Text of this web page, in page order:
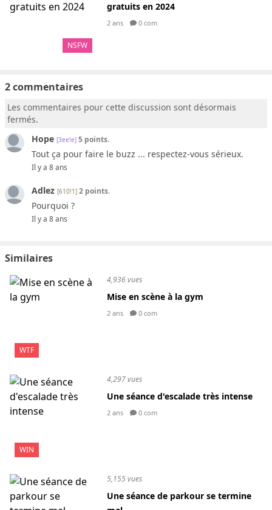
NSFW
gratuits en 2024
2 ans 0 com
2 commentaires
Les commentaires pour cette discussion sont désormais
fermés.
Hope [3ee!e] 5 points.
Tout ça pour faire le buzz ... respectez-vous sérieux.
Il y a 8 ans
Adlez [610!1] 2 points.
Pourquoi ?
Il y a 8 ans
Similaires
WTF
4,936 vues
Mise en scène à la gym
2 ans 0 com
WIN
4,297 vues
Une séance d'escalade très intense
2 ans 0 com
5,155 vues
Une séance de parkour se termine